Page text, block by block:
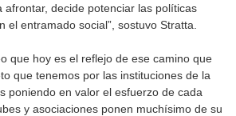
afrontar, decide potenciar las políticas
el entramado social”, sostuvo Stratta.
que hoy es el reflejo de ese camino que
que tenemos por las instituciones de la
poniendo en valor el esfuerzo de cada
y asociaciones ponen muchísimo de su